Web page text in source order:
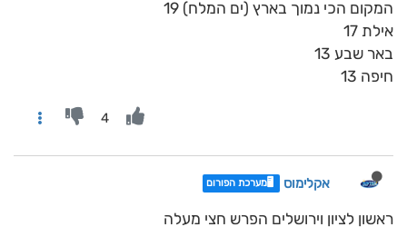
המקום הכי נמוך בארץ (ים המלח) 19
אילת 17
באר שבע 13
חיפה 13
4
אקלימוס 🖥️מערכת הפורום
ראשון לציון וירושלים הפרש חצי מעלה